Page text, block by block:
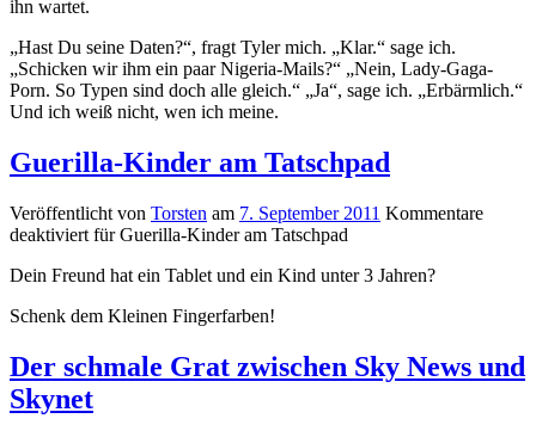
ihn wartet.
„Hast Du seine Daten?“, fragt Tyler mich. „Klar.“ sage ich.
„Schicken wir ihm ein paar Nigeria-Mails?“ „Nein, Lady-Gaga-
Porn. So Typen sind doch alle gleich.“ „Ja“, sage ich. „Erbärmlich.“
Und ich weiß nicht, wen ich meine.
Guerilla-Kinder am Tatschpad
Veröffentlicht von Torsten am 7. September 2011 Kommentare
deaktiviert für Guerilla-Kinder am Tatschpad
Dein Freund hat ein Tablet und ein Kind unter 3 Jahren?
Schenk dem Kleinen Fingerfarben!
Der schmale Grat zwischen Sky News und
Skynet